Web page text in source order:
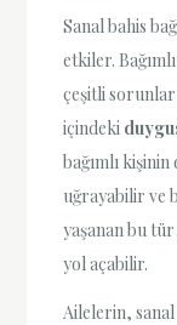
Sanal bahis
etkiler.
çeşitli sorunlar
içindeki
bağımlı kişinin
uğrayabilir ve
yaşanan bu
yol açabilir.
Ailelerin, sanal